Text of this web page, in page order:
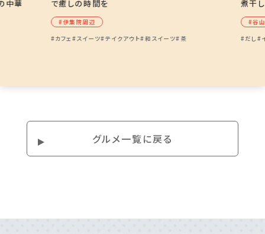
中華 で癒しの時間を
#伊集院周辺
#カフェ #スイーツ#テイクアウト#和スイーツ#茶
煮干
#⾕
#だし#
グルメ⼀覧に戻る